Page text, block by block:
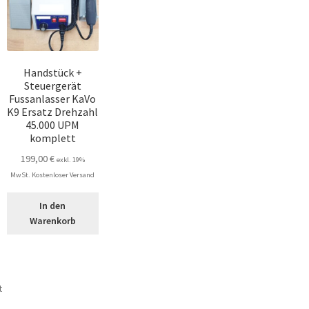
Handstück +
Steuergerät
Fussanlasser KaVo
K9 Ersatz Drehzahl
45.000 UPM
komplett
199,00€ exkl. 19%
MwSt. Kostenloser Versand
In den
Warenkorb
Nach